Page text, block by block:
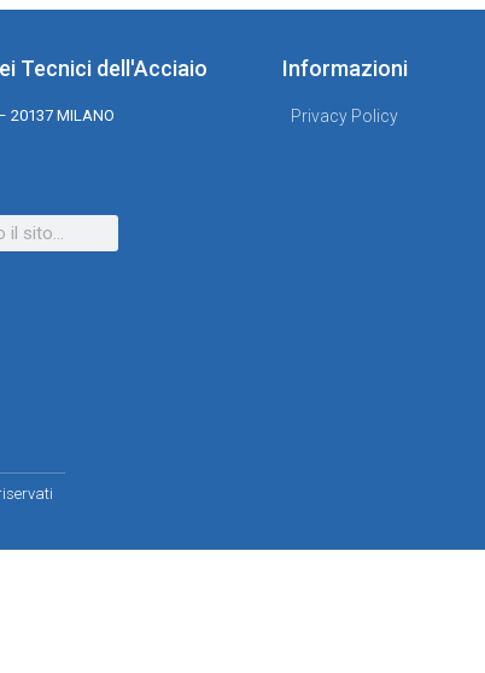
Tecnici dell'Acciaio
20137 MILANO
Informazioni
Privacy Policy